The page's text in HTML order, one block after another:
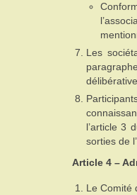
Les
l’article 3
sorties de
Article 4 –
Le Comité